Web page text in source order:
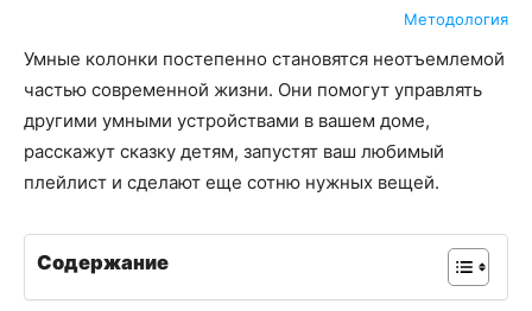
Методология
Умные колонки постепенно становятся неотъемлемой
частью современной жизни. Они помогут управлять
другими умными устройствами в вашем доме,
расскажут сказку детям, запустят ваш любимый
плейлист и сделают еще сотню нужных вещей.
Содержание